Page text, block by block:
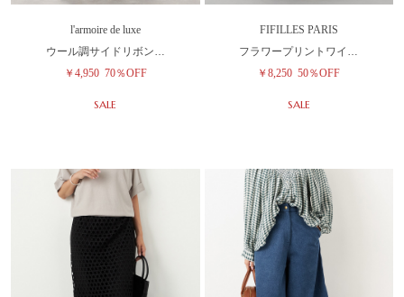
l'armoire de luxe
ウール調サイドリボン…
￥4,950 70％OFF
SALE
FIFILLES PARIS
フラワープリントワイ…
￥8,250 50％OFF
SALE